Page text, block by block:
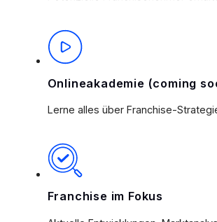
Onlineakademie (coming
Lerne alles über Franchise-
Franchise im Fokus